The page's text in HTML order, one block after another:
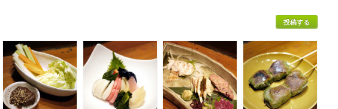
投稿する